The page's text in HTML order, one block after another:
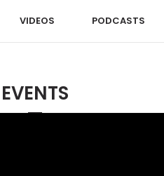
VIDEOS PODCASTS
EVENTS